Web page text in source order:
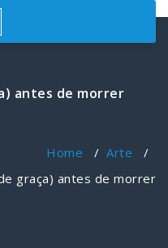
antes de morrer
Home / Arte /
graça) antes de morrer